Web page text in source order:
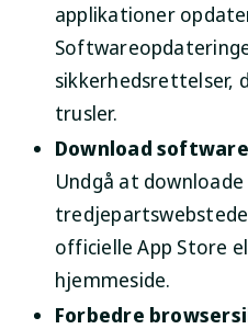
applikationer
sikkerhedsrettelser,
trusler.
Download
Undgå at
officielle App Store
hjemmeside.
Forbedre